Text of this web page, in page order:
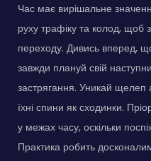
Час має вирішальне
руху трафіку та колод, щоб
переходу. Дивись вперед,
завжди плануй свій
застрягання. Уникай щелеп
їхні спини як сходинки.
у межах часу, оскільки
Практика робить